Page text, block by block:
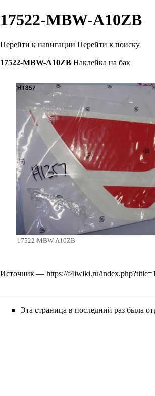
17522-MBW-A10ZB
Перейти к навигации Перейти к поиску
17522-MBW-A10ZB Наклейка на бак
17522-MBW-A10ZB
Источник — https://f4iwiki.ru/
Эта страница в последний раз была